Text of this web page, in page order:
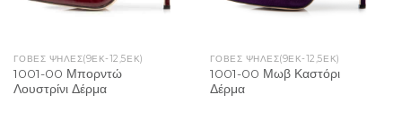
ΓΌΒΕΣ ΨΗΛΈΣ(9ΕΚ-12,5ΕΚ)
1001-00 Μπορντώ
Λουστρίνι Δέρμα
ΓΌΒΕΣ ΨΗΛΈΣ(9ΕΚ-12,5ΕΚ)
1001-00 Μωβ Καστόρι
Δέρμα